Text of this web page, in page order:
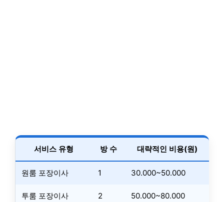
서비스 유형 방 수 대략적인 비용(원)
원룸 포장이사 1 30.000~50.000
투룸 포장이사 2 50.000~80.000